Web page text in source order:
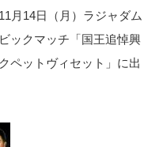
月14日（月）ラジャダム
ックマッチ「国王追悼興
ペットヴィセット」に出